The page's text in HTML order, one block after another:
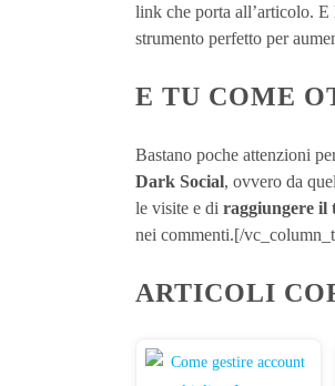
link che porta all’articolo. E
strumento perfetto per
E TU COME
Bastano poche attenzioni
Dark Social, ovvero da
le visite e di raggiungere il
nei commenti.[/
ARTICOLI